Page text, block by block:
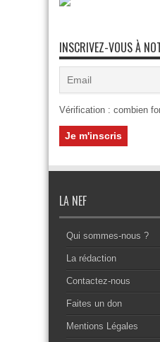
INSCRIVEZ-VOUS À
Vérification : combien
LA NEF
Qui sommes-nous ?
La rédaction
Contactez-nous
Faites un don
Mentions Légales